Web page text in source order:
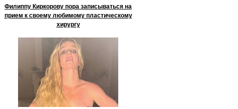
Филиппу Киркорову пора записываться на
прием к своему любимому пластическому
хирургу